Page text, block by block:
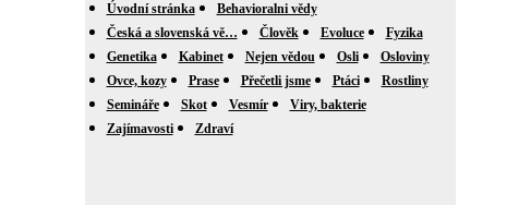
Úvodní stránka
Behavioralni vědy
Česká a slovenská vě…
Člověk Evoluce
Fyzika
Genetika
Kabinet Nejen vědou Osli
Osloviny
Ovce, kozy
Prase Přečetli jsme Ptáci
Rostliny
Semináře
Skot Vesmír
Viry, bakterie
Zajímavosti
Zdraví